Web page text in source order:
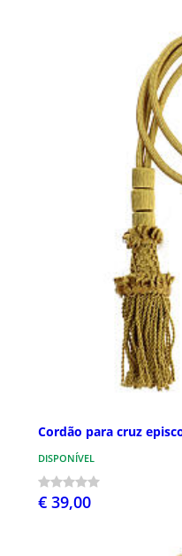
Cordão para cruz
DISPONÍVEL
€ 39,00